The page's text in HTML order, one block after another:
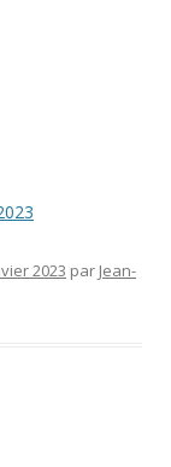
2023 par Jean-